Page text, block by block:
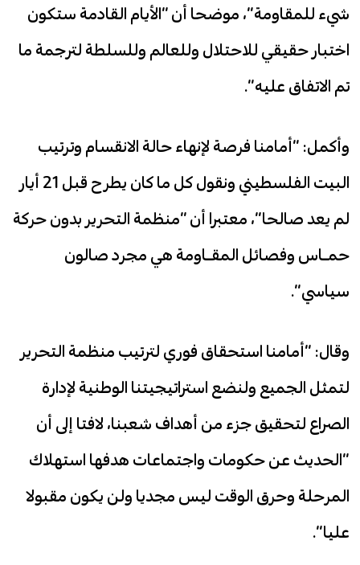
شيء للمقاومة”، موضحا أن “الأيام القادمة ستكون
اختبار حقيقي للاحتلال وللعالم وللسلطة لترجمة ما
تم الاتفاق عليه”.
وأكمل: “أمامنا فرصة لإنهاء حالة الانقسام وترتيب
البيت الفلسطيني ونقول كل ما كان يطرح قبل 21 أيار
لم يعد صالحا”، معتبرا أن “منظمة التحرير بدون حركة
حمـاس وفصائل المقـاومة هي مجرد صالون
سياسي”.
وقال: “أمامنا استحقاق فوري لترتيب منظمة التحرير
لتمثل الجميع ولنضع استراتيجيتنا الوطنية لإدارة
الصراع لتحقيق جزء من أهداف شعبنا، لافتا إلى أن
“الحديث عن حكومات واجتماعات هدفها استهلاك
المرحلة وحرق الوقت ليس مجديا ولن يكون مقبولا
عليا”.